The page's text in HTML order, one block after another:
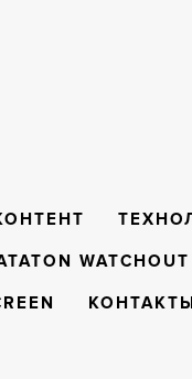
WATCHOUT